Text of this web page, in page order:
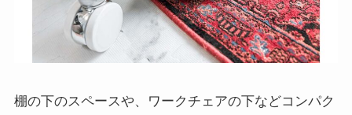
棚の下のスペースや、ワークチェアの下などコンパク